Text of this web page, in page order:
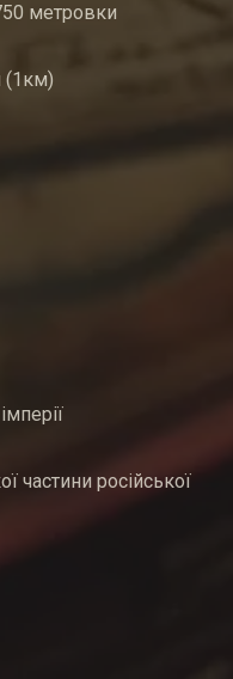
метровки
(1км)
частини російської